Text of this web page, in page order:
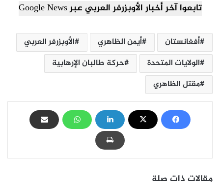
تابعوا آخر أخبار الأوبزرفر العربي عبر Google News
أفغانستان أيمن الظاهري
الأوبزرفر العربي
الولايات المتحدة
حركة طالبان الإرهابية
مقتل الظاهري
مقالات ذات صلة